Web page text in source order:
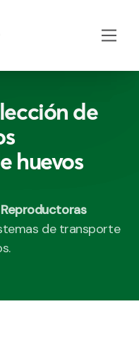
de
huevos
Reproductoras
de transporte